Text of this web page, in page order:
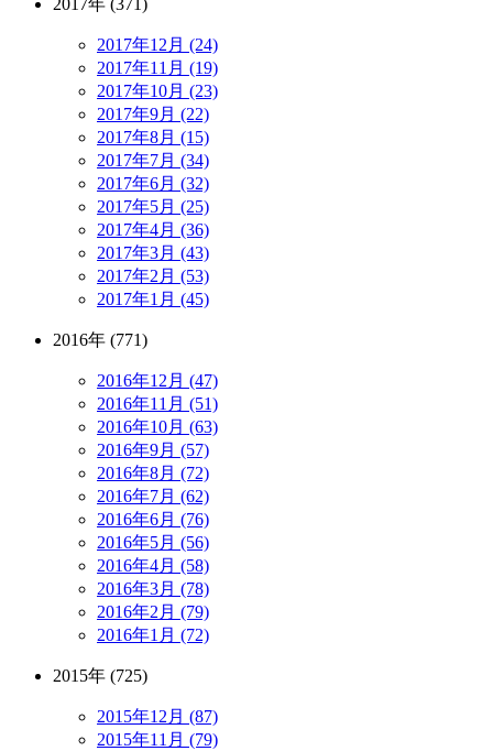
2017年12月 (24)
2017年11月 (19)
2017年10月 (23)
2017年9月 (22)
2017年8月 (15)
2017年7月 (34)
2017年6月 (32)
2017年5月 (25)
2017年4月 (36)
2017年3月 (43)
2017年2月 (53)
2017年1月 (45)
2016年 (771)
2016年12月 (47)
2016年11月 (51)
2016年10月 (63)
2016年9月 (57)
2016年8月 (72)
2016年7月 (62)
2016年6月 (76)
2016年5月 (56)
2016年4月 (58)
2016年3月 (78)
2016年2月 (79)
2016年1月 (72)
2015年 (725)
2015年12月 (87)
2015年11月 (79)